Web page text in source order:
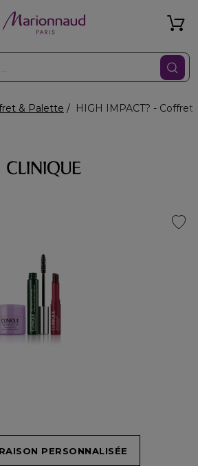
& Palette HIGH IMPACT? -
PERSONNALISÉE